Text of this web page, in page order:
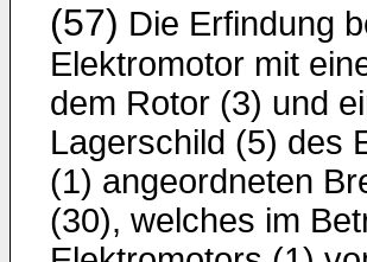
(57) Die Erfindung
Elektromotor mit
dem Rotor (3) und
Lagerschild (5) des
(1) angeordneten
(30), welches im